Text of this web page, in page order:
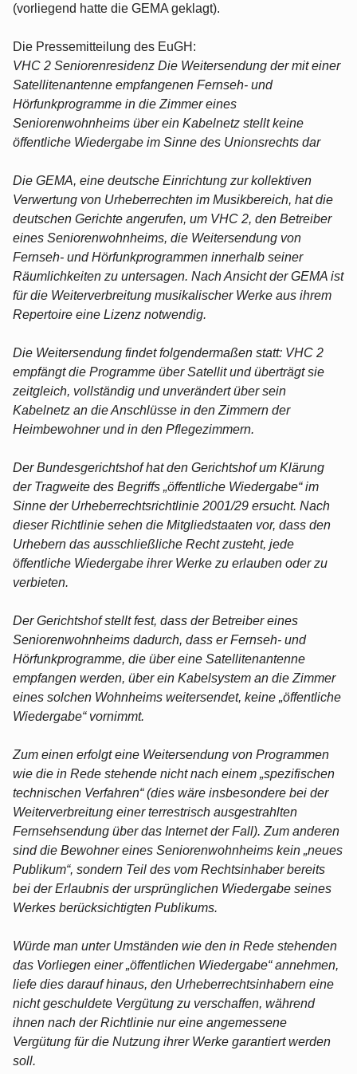
(vorliegend hatte die GEMA geklagt).
Die Pressemitteilung des EuGH:
VHC 2 Seniorenresidenz Die Weitersendung der mit einer
Satellitenantenne empfangenen Fernseh- und
Hörfunkprogramme in die Zimmer eines
Seniorenwohnheims über ein Kabelnetz stellt keine
öffentliche Wiedergabe im Sinne des Unionsrechts dar
Die GEMA, eine deutsche Einrichtung zur kollektiven
Verwertung von Urheberrechten im Musikbereich, hat die
deutschen Gerichte angerufen, um VHC 2, den Betreiber
eines Seniorenwohnheims, die Weitersendung von
Fernseh- und Hörfunkprogrammen innerhalb seiner
Räumlichkeiten zu untersagen. Nach Ansicht der GEMA ist
für die Weiterverbreitung musikalischer Werke aus ihrem
Repertoire eine Lizenz notwendig.
Die Weitersendung findet folgendermaßen statt: VHC 2
empfängt die Programme über Satellit und überträgt sie
zeitgleich, vollständig und unverändert über sein
Kabelnetz an die Anschlüsse in den Zimmern der
Heimbewohner und in den Pflegezimmern.
Der Bundesgerichtshof hat den Gerichtshof um Klärung
der Tragweite des Begriffs „öffentliche Wiedergabe“ im
Sinne der Urheberrechtsrichtlinie 2001/29 ersucht. Nach
dieser Richtlinie sehen die Mitgliedstaaten vor, dass den
Urhebern das ausschließliche Recht zusteht, jede
öffentliche Wiedergabe ihrer Werke zu erlauben oder zu
verbieten.
Der Gerichtshof stellt fest, dass der Betreiber eines
Seniorenwohnheims dadurch, dass er Fernseh- und
Hörfunkprogramme, die über eine Satellitenantenne
empfangen werden, über ein Kabelsystem an die Zimmer
eines solchen Wohnheims weitersendet, keine „öffentliche
Wiedergabe“ vornimmt.
Zum einen erfolgt eine Weitersendung von Programmen
wie die in Rede stehende nicht nach einem „spezifischen
technischen Verfahren“ (dies wäre insbesondere bei der
Weiterverbreitung einer terrestrisch ausgestrahlten
Fernsehsendung über das Internet der Fall). Zum anderen
sind die Bewohner eines Seniorenwohnheims kein „neues
Publikum“, sondern Teil des vom Rechtsinhaber bereits
bei der Erlaubnis der ursprünglichen Wiedergabe seines
Werkes berücksichtigten Publikums.
Würde man unter Umständen wie den in Rede stehenden
das Vorliegen einer „öffentlichen Wiedergabe“ annehmen,
liefe dies darauf hinaus, den Urheberrechtsinhabern eine
nicht geschuldete Vergütung zu verschaffen, während
ihnen nach der Richtlinie nur eine angemessene
Vergütung für die Nutzung ihrer Werke garantiert werden
soll.